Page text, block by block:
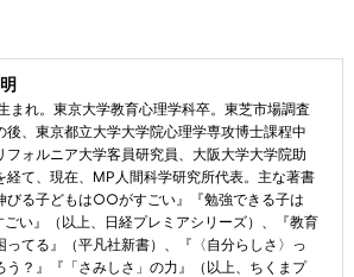
まれ。東京大学教育心理学科卒。東芝市場調査
後、東京都立大学大学院心理学専攻博士課程中
フォルニア大学客員研究員、大阪大学大学院助
経て、現在、MP人間科学研究所代表。主な著書
びる子どもは○○がすごい』『勉強できる子は
い』（以上、日経プレミアシリーズ）、『教育
ってる』（平凡社新書）、『〈自分らしさ〉っ
う？』『「さみしさ」の力』（以上、ちくまプ